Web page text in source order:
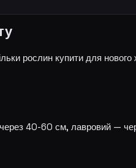
рослин купити для
40-60 см, лавровий —